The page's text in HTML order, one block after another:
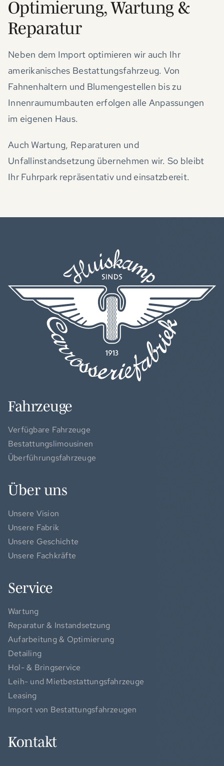
Optimierung, Wartung &
Reparatur
Neben dem Import optimieren wir auch Ihr
amerikanisches Bestattungsfahrzeug. Von
Fahnenhaltern und Blumengestellen bis zu
Innenraumumbauten erfolgen alle Anpassungen
im eigenen Haus.
Auch Wartung, Reparaturen und
Unfallinstandsetzung übernehmen wir. So bleibt
Ihr Fuhrpark repräsentativ und einsatzbereit.
Fahrzeuge
Verfügbare Fahrzeuge
Bestattungslimousinen
Überführungsfahrzeuge
Über uns
Unsere Vision
Unsere Fabrik
Unsere Geschichte
Unsere Fachkräfte
Service
Wartung
Reparatur & Instandsetzung
Aufarbeitung & Optimierung
Detailing
Hol- & Bringservice
Leih- und Mietbestattungsfahrzeuge
Leasing
Import von Bestattungsfahrzeugen
Kontakt